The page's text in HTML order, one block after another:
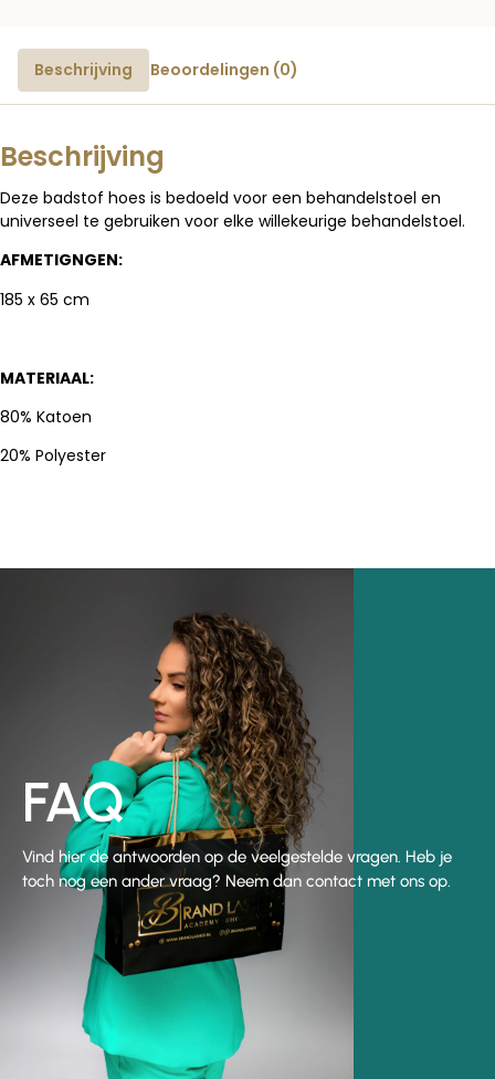
Beschrijving Beoordelingen (0)
Beschrijving
Deze badstof hoes is bedoeld voor een behandelstoel en
universeel te gebruiken voor elke willekeurige behandelstoel.
AFMETIGNGEN:
185 x 65 cm
MATERIAAL:
80% Katoen
20% Polyester
FAQ
Vind hier de antwoorden op de veelgestelde vragen. Heb je
toch nog een ander vraag? Neem dan contact met ons op.